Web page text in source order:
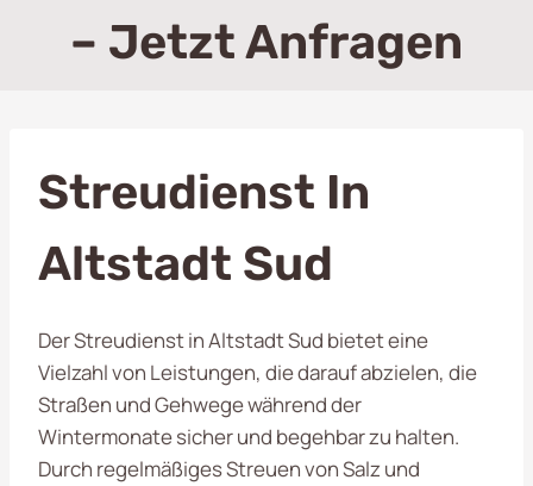
– Jetzt Anfragen
Streudienst In
Altstadt Sud
Der Streudienst in Altstadt Sud bietet eine
Vielzahl von Leistungen, die darauf abzielen, die
Straßen und Gehwege während der
Wintermonate sicher und begehbar zu halten.
Durch regelmäßiges Streuen von Salz und